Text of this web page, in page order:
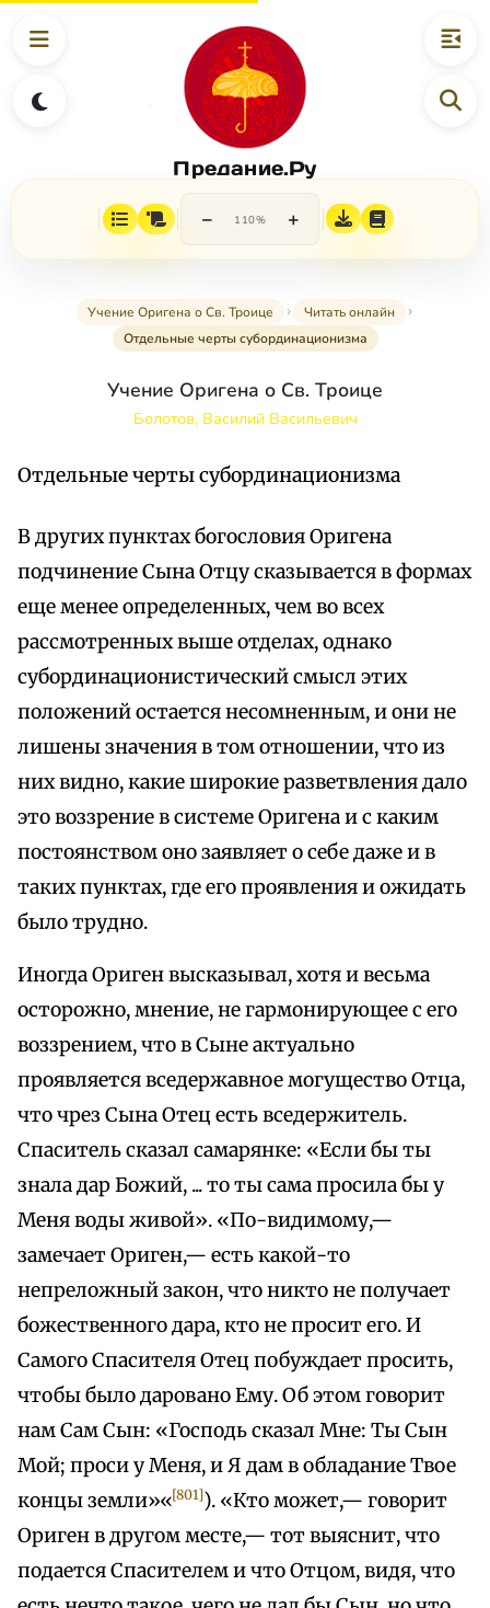
Предание.Ру
− 110% +
Учение Оригена о Св. Троице
Читать онлайн
Отдельные черты субординационизма
Учение Оригена о Св. Троице
Болотов, Василий Васильевич
Отдельные черты субординационизма
В других пунктах богословия Оригена
подчинение Сына Отцу сказывается в формах
еще менее определенных, чем во всех
рассмотренных выше отделах, однако
субординационистический смысл этих
положений остается несомненным, и они не
лишены значения в том отношении, что из
них видно, какие широкие разветвления дало
это воззрение в системе Оригена и с каким
постоянством оно заявляет о себе даже и в
таких пунктах, где его проявления и ожидать
было трудно.
Иногда Ориген высказывал, хотя и весьма
осторожно, мнение, не гармонирующее с его
воззрением, что в Сыне актуально
проявляется вседержавное могущество Отца,
что чрез Сына Отец есть вседержитель.
Спаситель сказал самарянке: «Если бы ты
знала дар Божий, ... то ты сама просила бы у
Меня воды живой». «По-видимому,—
замечает Ориген,— есть какой-то
непреложный закон, что никто не получает
божественного дара, кто не просит его. И
Самого Спасителя Отец побуждает просить,
чтобы было даровано Ему. Об этом говорит
нам Сам Сын: «Господь сказал Мне: Ты Сын
Мой; проси у Меня, и Я дам в обладание Твое
концы земли»«[801]). «Кто может,— говорит
Ориген в другом месте,— тот выяснит, что
подается Спасителем и что Отцом, видя, что